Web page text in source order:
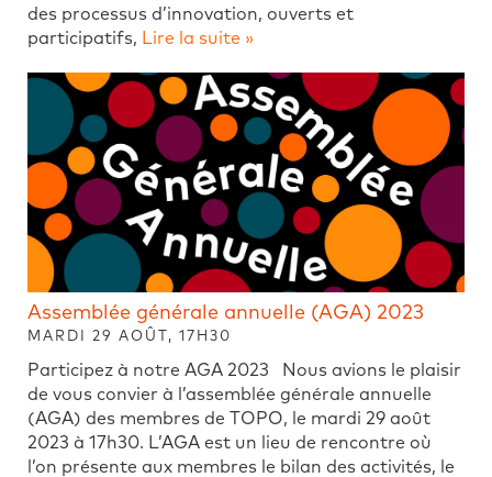
des processus d’innovation, ouverts et
participatifs, Lire la suite »
Assemblée générale annuelle (AGA) 2023
MARDI 29 AOÛT, 17H30
Participez à notre AGA 2023 Nous avions le plaisir
de vous convier à l’assemblée générale annuelle
(AGA) des membres de TOPO, le mardi 29 août
2023 à 17h30. L’AGA est un lieu de rencontre où
l’on présente aux membres le bilan des activités, le